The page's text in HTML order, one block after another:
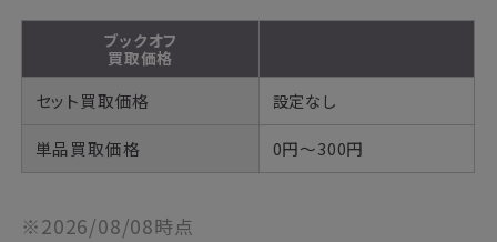
ブックオフ
買取価格
セット買取価格 設定なし
単品買取価格 0円～300円
※2026/08/08時点